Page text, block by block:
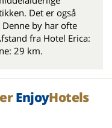
Det er også
by har ofte
fra Hotel Erica:
29 km.
EnjoyHotels